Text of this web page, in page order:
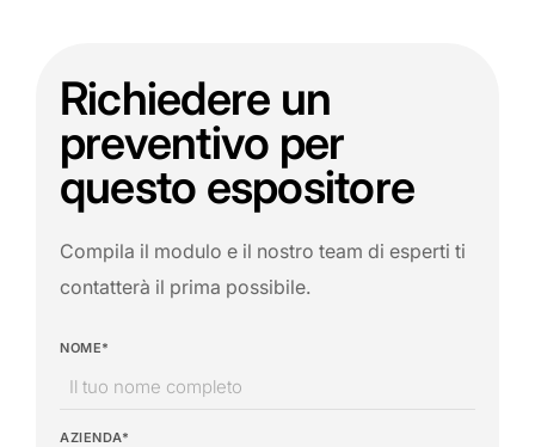
Richiedere un
preventivo per
questo espositore
Compila il modulo e il nostro team di esperti ti
contatterà il prima possibile.
NOME*
AZIENDA*